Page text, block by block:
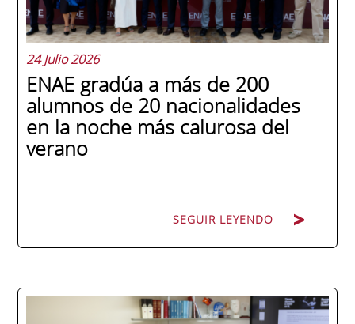
24 Julio 2026
ENAE gradúa a más de 200
alumnos de 20 nacionalidades
en la noche más calurosa del
verano
SEGUIR LEYENDO
La promoción 2025/2026 de ENAE Business
School se convirtió en una de las más